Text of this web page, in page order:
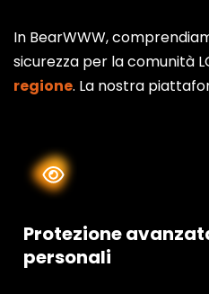
In BearWWW,
sicurezza per la comunità
regione. La nostra
Protezione
personali